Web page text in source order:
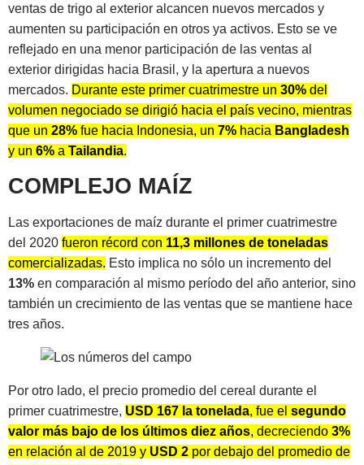
ventas de trigo al exterior alcancen nuevos mercados y
aumenten su participación en otros ya activos. Esto se ve
reflejado en una menor participación de las ventas al
exterior dirigidas hacia Brasil, y la apertura a nuevos
mercados. Durante este primer cuatrimestre un 30% del
volumen negociado se dirigió hacia el país vecino, mientras
que un 28% fue hacia Indonesia, un 7% hacia Bangladesh
y un 6% a Tailandia.
COMPLEJO MAÍZ
Las exportaciones de maíz durante el primer cuatrimestre
del 2020 fueron récord con 11,3 millones de toneladas
comercializadas. Esto implica no sólo un incremento del
13% en comparación al mismo período del año anterior, sino
también un crecimiento de las ventas que se mantiene hace
tres años.
Por otro lado, el precio promedio del cereal durante el
primer cuatrimestre, USD 167 la tonelada, fue el segundo
valor más bajo de los últimos diez años, decreciendo 3%
en relación al de 2019 y USD 2 por debajo del promedio de